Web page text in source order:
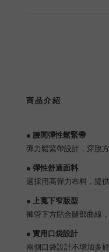
商品介紹
● 腰間彈性鬆緊帶
彈力鬆緊帶設計，穿脫
● 彈性舒適面料
選採用高彈力布料，提
● 上寬下窄版型
褲管下方貼合腿部曲線
● 實用口袋設計
兩側口袋設計不增加多